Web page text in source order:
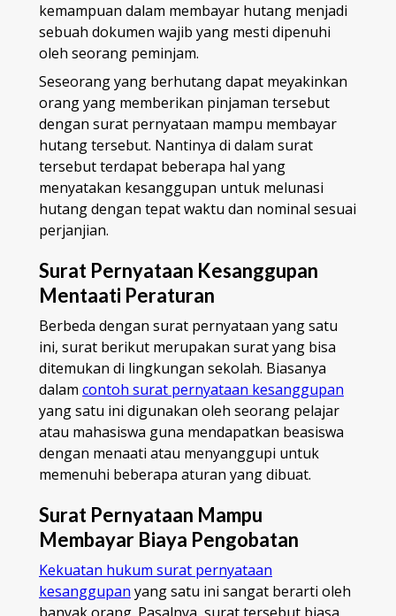
kemampuan dalam membayar hutang menjadi
sebuah dokumen wajib yang mesti dipenuhi
oleh seorang peminjam.
Seseorang yang berhutang dapat meyakinkan
orang yang memberikan pinjaman tersebut
dengan surat pernyataan mampu membayar
hutang tersebut. Nantinya di dalam surat
tersebut terdapat beberapa hal yang
menyatakan kesanggupan untuk melunasi
hutang dengan tepat waktu dan nominal sesuai
perjanjian.
Surat Pernyataan Kesanggupan
Mentaati Peraturan
Berbeda dengan surat pernyataan yang satu
ini, surat berikut merupakan surat yang bisa
ditemukan di lingkungan sekolah. Biasanya
dalam contoh surat pernyataan kesanggupan
yang satu ini digunakan oleh seorang pelajar
atau mahasiswa guna mendapatkan beasiswa
dengan menaati atau menyanggupi untuk
memenuhi beberapa aturan yang dibuat.
Surat Pernyataan Mampu
Membayar Biaya Pengobatan
Kekuatan hukum surat pernyataan
kesanggupan yang satu ini sangat berarti oleh